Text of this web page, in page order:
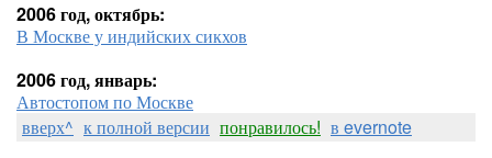
2006 год, октябрь:
В Москве у индийских сикхов
2006 год, январь:
Автостопом по Москве
вверх^ к полной версии понравилось! в evernote